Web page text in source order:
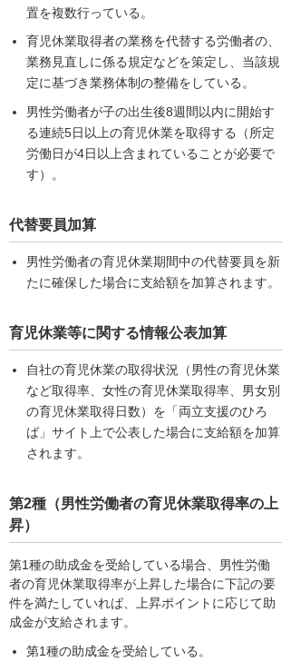
置を複数行っている。
育児休業取得者の業務を代替する労働者の、
業務見直しに係る規定などを策定し、当該規
定に基づき業務体制の整備をしている。
男性労働者が子の出生後8週間以内に開始す
る連続5日以上の育児休業を取得する（所定
労働日が4日以上含まれていることが必要で
す）。
代替要員加算
男性労働者の育児休業期間中の代替要員を新
たに確保した場合に支給額を加算されます。
育児休業等に関する情報公表加算
自社の育児休業の取得状況（男性の育児休業
など取得率、女性の育児休業取得率、男女別
の育児休業取得日数）を「両立支援のひろ
ば」サイト上で公表した場合に支給額を加算
されます。
第2種（男性労働者の育児休業取得率の上
昇）
第1種の助成金を受給している場合、男性労働
者の育児休業取得率が上昇した場合に下記の要
件を満たしていれば、上昇ポイントに応じて助
成金が支給されます。
第1種の助成金を受給している。